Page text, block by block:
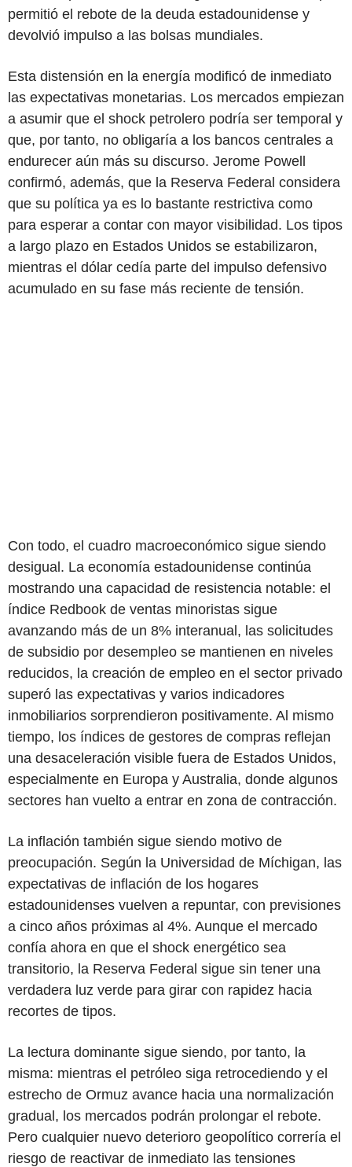
permitió el rebote de la deuda estadounidense y
devolvió impulso a las bolsas mundiales.
Esta distensión en la energía modificó de inmediato
las expectativas monetarias. Los mercados empiezan
a asumir que el shock petrolero podría ser temporal y
que, por tanto, no obligaría a los bancos centrales a
endurecer aún más su discurso. Jerome Powell
confirmó, además, que la Reserva Federal considera
que su política ya es lo bastante restrictiva como
para esperar a contar con mayor visibilidad. Los tipos
a largo plazo en Estados Unidos se estabilizaron,
mientras el dólar cedía parte del impulso defensivo
acumulado en su fase más reciente de tensión.
Con todo, el cuadro macroeconómico sigue siendo
desigual. La economía estadounidense continúa
mostrando una capacidad de resistencia notable: el
índice Redbook de ventas minoristas sigue
avanzando más de un 8% interanual, las solicitudes
de subsidio por desempleo se mantienen en niveles
reducidos, la creación de empleo en el sector privado
superó las expectativas y varios indicadores
inmobiliarios sorprendieron positivamente. Al mismo
tiempo, los índices de gestores de compras reflejan
una desaceleración visible fuera de Estados Unidos,
especialmente en Europa y Australia, donde algunos
sectores han vuelto a entrar en zona de contracción.
La inflación también sigue siendo motivo de
preocupación. Según la Universidad de Míchigan, las
expectativas de inflación de los hogares
estadounidenses vuelven a repuntar, con previsiones
a cinco años próximas al 4%. Aunque el mercado
confía ahora en que el shock energético sea
transitorio, la Reserva Federal sigue sin tener una
verdadera luz verde para girar con rapidez hacia
recortes de tipos.
La lectura dominante sigue siendo, por tanto, la
misma: mientras el petróleo siga retrocediendo y el
estrecho de Ormuz avance hacia una normalización
gradual, los mercados podrán prolongar el rebote.
Pero cualquier nuevo deterioro geopolítico correría el
riesgo de reactivar de inmediato las tensiones